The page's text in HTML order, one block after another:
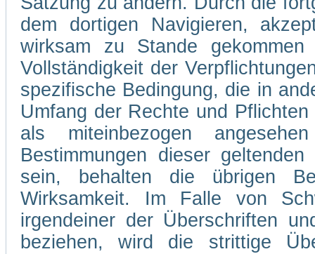
dem dortigen Navigieren,
wirksam zu Stande
Vollständigkeit der
spezifische Bedingung, die in
Umfang der Rechte und
als miteinbezogen
Bestimmungen dieser
sein, behalten die übrigen
Wirksamkeit. Im Falle von
irgendeiner der Überschriften
beziehen, wird die strittige